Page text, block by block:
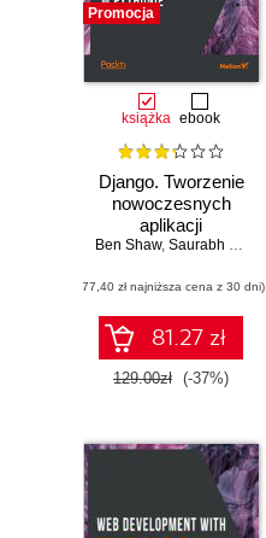
Promocja
książka ebook
Django. Tworzenie
nowoczesnych
aplikacji
internetowych w
Ben Shaw, Saurabh Badhwar
(77,40 zł najniższa cena z 30 dni)
81.27 zł
129.00zł (-37%)